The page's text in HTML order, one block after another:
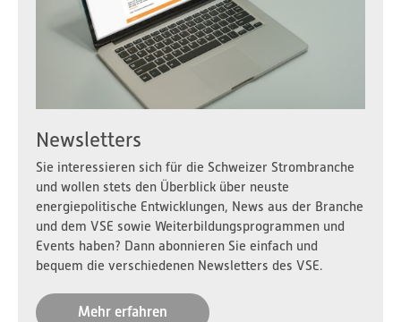
Newsletters
Sie interessieren sich für die Schweizer Strombranche
und wollen stets den Überblick über neuste
energiepolitische Entwicklungen, News aus der Branche
und dem VSE sowie Weiterbildungsprogrammen und
Events haben? Dann abonnieren Sie einfach und
bequem die verschiedenen Newsletters des VSE.
Mehr erfahren